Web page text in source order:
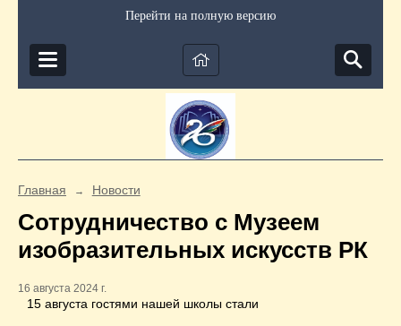
Перейти на полную версию
Главная → Новости
Сотрудничество с Музеем
изобразительных искусств РК
16 августа 2024 г.
15 августа гостями нашей школы стали